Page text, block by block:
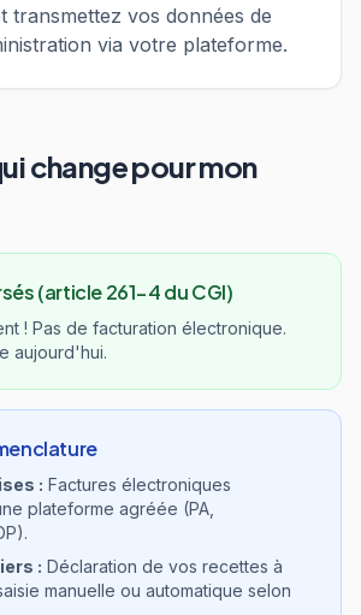
transmettez vos données de
via votre plateforme.
change pour mon
(article 261-4 du CGI)
! Pas de facturation électronique.
aujourd'hui.
: Factures électroniques
plateforme agréée (PA,
: Déclaration de vos recettes à
manuelle ou automatique selon